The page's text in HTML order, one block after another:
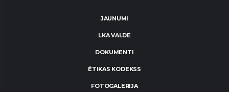
JAUNUMI
LKA VALDE
DOKUMENTI
ĒTIKAS KODEKSS
FOTOGALERIJA